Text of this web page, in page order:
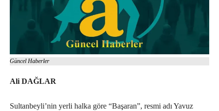
Güncel Haberler
Ali DAĞLAR
Sultanbeyli’nin yerli halka göre “Başaran”, resmi adı Yavuz